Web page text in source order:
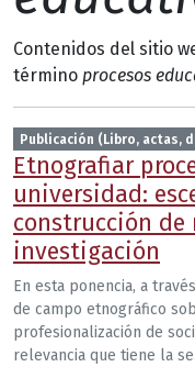
Contenidos del sitio
término procesos
Publicación (Libro, actas,
Etnografiar
universidad:
construcción de
investigación
En esta ponencia, a
de campo etnográfico
profesionalización de
relevancia que tiene la